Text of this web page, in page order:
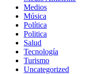
Medios
Música
Política
Politica
Salud
Tecnología
Turismo
Uncategorized